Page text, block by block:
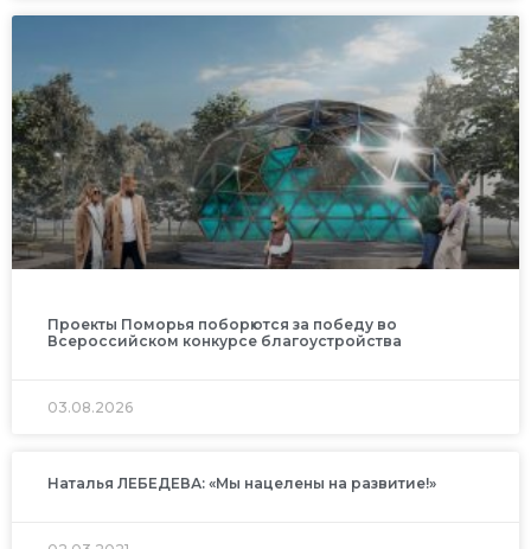
Проекты Поморья поборются за победу во
Всероссийском конкурсе благоустройства
03.08.2026
Наталья ЛЕБЕДЕВА: «Мы нацелены на развитие!»